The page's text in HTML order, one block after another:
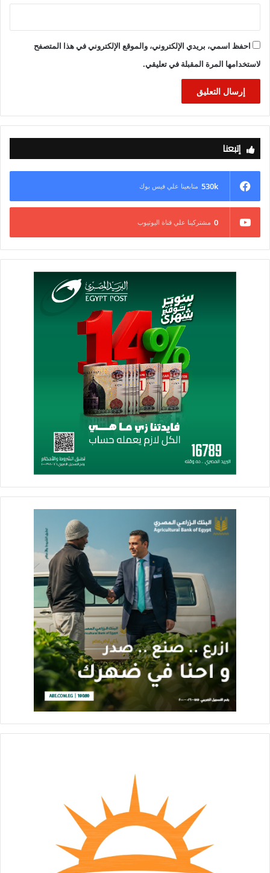
احفظ اسمي، بريدي الإلكتروني، والموقع الإلكتروني في هذا المتصفح
لاستخدامها المرة المقبلة في تعليقي.
إتبعنا
530k متابعينا علي فيس بوك
0 مشتركينا علي قناة اليوتيوب